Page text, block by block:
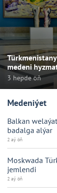
medeni
3 hepde öň
Medeniýet
Balkan
badalga alýar
2 aý öň
Moskwada
jemlendi
2 aý öň